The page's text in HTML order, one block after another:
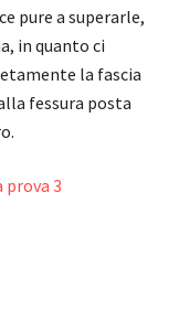
pure a superarle,
in quanto ci
la fascia
fessura posta